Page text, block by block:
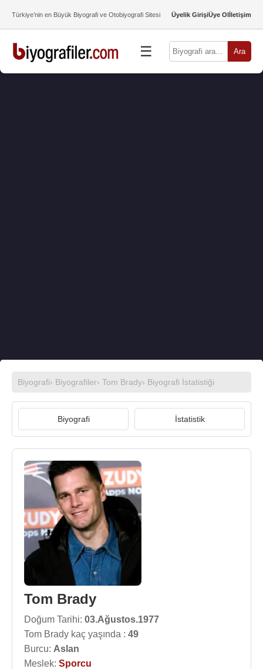
Türkiye’nin en Büyük Biyografi ve Otobiyografi Sitesi Üyelik GirişiÜye Olİletişim
☰ Ara
Biyografi› Biyografiler› Tom Brady› Biyografi İstatistiği
Biyografi İstatistik
Tom Brady
Doğum Tarihi: 03.Ağustos.1977
Tom Brady kaç yaşında : 49
Burcu: Aslan
Meslek: Sporcu